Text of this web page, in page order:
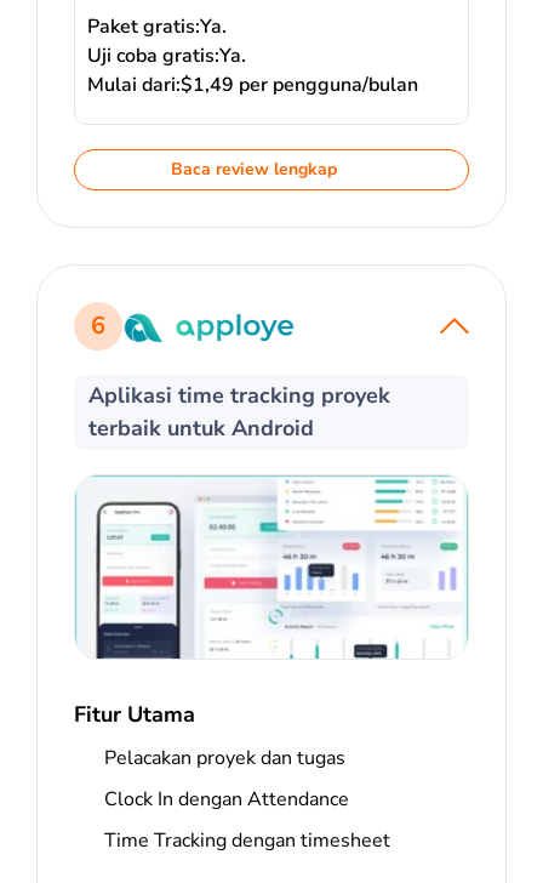
Paket gratis:Ya.
Uji coba gratis:Ya.
Mulai dari:$1,49 per pengguna/bulan
Baca review lengkap
6
Aplikasi time tracking proyek
terbaik untuk Android
Fitur Utama
Pelacakan proyek dan tugas
Clock In dengan Attendance
Time Tracking dengan timesheet